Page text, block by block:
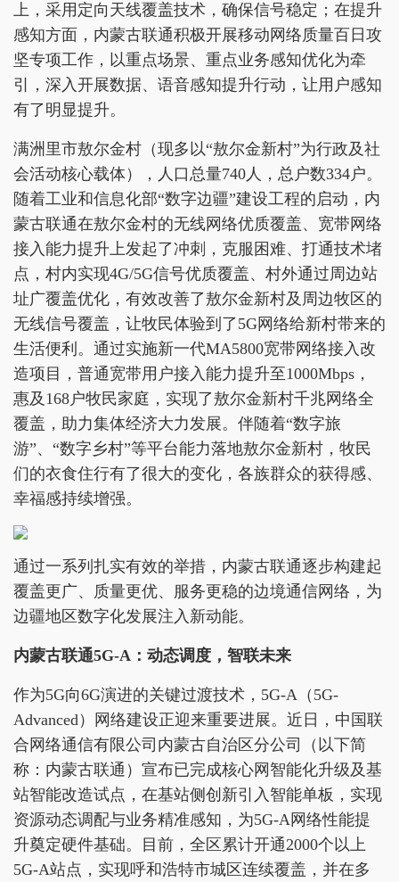
上，采用定向天线覆盖技术，确保信号稳定；在提升
感知方面，内蒙古联通积极开展移动网络质量百日攻
坚专项工作，以重点场景、重点业务感知优化为牵
引，深入开展数据、语音感知提升行动，让用户感知
有了明显提升。
满洲里市敖尔金村（现多以“敖尔金新村”为行政及社
会活动核心载体），人口总量740人，总户数334户。
随着工业和信息化部“数字边疆”建设工程的启动，内
蒙古联通在敖尔金村的无线网络优质覆盖、宽带网络
接入能力提升上发起了冲刺，克服困难、打通技术堵
点，村内实现4G/5G信号优质覆盖、村外通过周边站
址广覆盖优化，有效改善了敖尔金新村及周边牧区的
无线信号覆盖，让牧民体验到了5G网络给新村带来的
生活便利。通过实施新一代MA5800宽带网络接入改
造项目，普通宽带用户接入能力提升至1000Mbps，
惠及168户牧民家庭，实现了敖尔金新村千兆网络全
覆盖，助力集体经济大力发展。伴随着“数字旅
游”、“数字乡村”等平台能力落地敖尔金新村，牧民
们的衣食住行有了很大的变化，各族群众的获得感、
幸福感持续增强。
通过一系列扎实有效的举措，内蒙古联通逐步构建起
覆盖更广、质量更优、服务更稳的边境通信网络，为
边疆地区数字化发展注入新动能。
内蒙古联通5G-A：动态调度，智联未来
作为5G向6G演进的关键过渡技术，5G-A（5G-
Advanced）网络建设正迎来重要进展。近日，中国联
合网络通信有限公司内蒙古自治区分公司（以下简
称：内蒙古联通）宣布已完成核心网智能化升级及基
站智能改造试点，在基站侧创新引入智能单板，实现
资源动态调配与业务精准感知，为5G-A网络性能提
升奠定硬件基础。目前，全区累计开通2000个以上
5G-A站点，实现呼和浩特市城区连续覆盖，并在多